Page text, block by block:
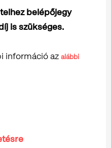
belépőjegy
is szükséges.
információ az alábbi